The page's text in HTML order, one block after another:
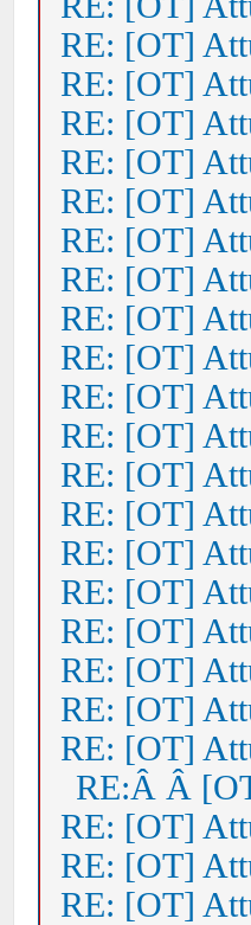
RE: [OT]
RE: [OT]
RE: [OT]
RE: [OT]
RE: [OT]
RE: [OT]
RE: [OT]
RE: [OT]
RE: [OT]
RE: [OT]
RE: [OT]
RE: [OT]
RE: [OT]
RE: [OT]
RE: [OT]
RE: [OT]
RE: [OT]
RE: [OT]
RE: [OT]
RE:Â Â
RE: [OT]
RE: [OT]
RE: [OT]